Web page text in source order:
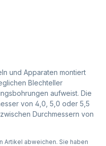
und Apparaten montiert
Blechteller
aufweist. Die
von 4,0, 5,0 oder 5,5
Durchmessern von
Artikel abweichen. Sie haben